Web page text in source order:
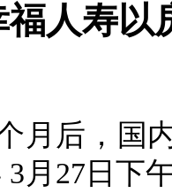
福人寿以
月后，国
3月27日下